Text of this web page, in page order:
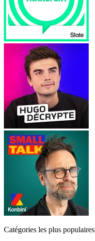
Catégories les plus populaires